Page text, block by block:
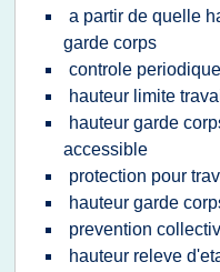
a partir de quelle
garde corps
controle
hauteur limite
hauteur garde
accessible
protection pour
hauteur garde
prevention
hauteur releve